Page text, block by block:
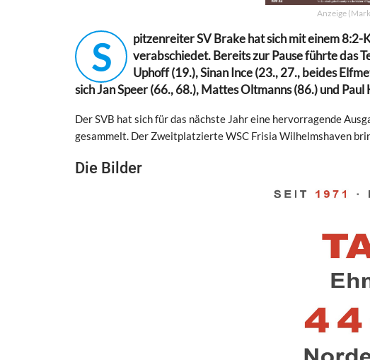
Anzeige
S
pitzenreiter SV Brake hat sich mit einem
verabschiedet. Bereits zur Pause führte das
Uphoff (19.), Sinan Ince (23., 27., beides
sich Jan Speer (66., 68.), Mattes Oltmanns (86.) und
Der SVB hat sich für das nächste Jahr eine hervorragende
gesammelt. Der Zweitplatzierte WSC Frisia Wilhelmshaven
Die Bilder